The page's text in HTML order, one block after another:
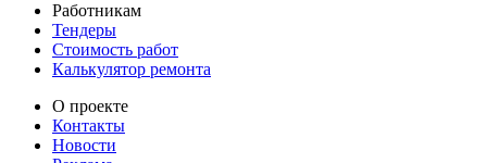
Работникам
Тендеры
Стоимость работ
Калькулятор ремонта
О проекте
Контакты
Новости